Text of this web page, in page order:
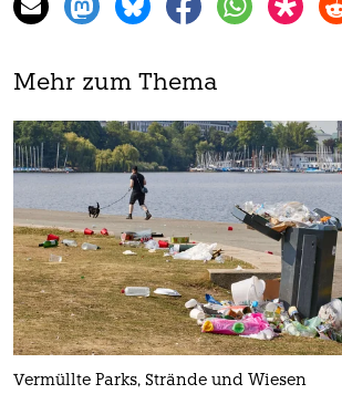
Mehr zum Thema
Vermüllte Parks, Strände und Wiesen